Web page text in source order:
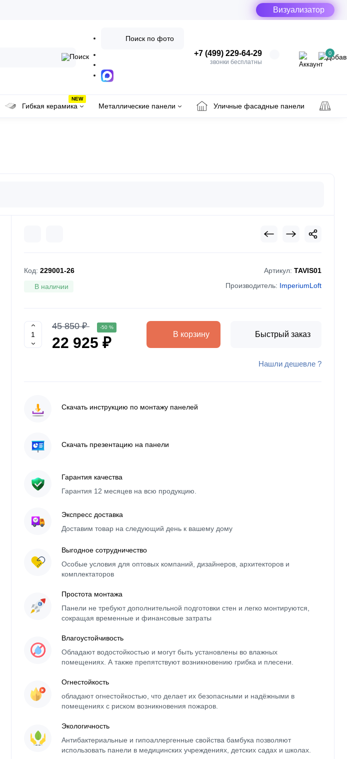
Визуализатор
+7 (499) 229-64-29
звонки бесплатны
0
Поиск по фото
NEW
Гибкая керамика Металлические панели Уличные фасадные панели
Код: 229001-26 Артикул: TAVIS01
Производитель: ImperiumLoft
В наличии
45 850 ₽ -50 %
22 925 ₽
В корзину Быстрый заказ
Нашли дешевле ?
Скачать инструкцию по монтажу панелей
Скачать презентацию на панели
Гарантия качества
Гарантия 12 месяцев на всю продукцию.
Экспресс доставка
Доставим товар на следующий день к вашему дому
Выгодное сотрудничество
Особые условия для оптовых компаний, дизайнеров, архитекторов и
комплектаторов
Простота монтажа
Панели не требуют дополнительной подготовки стен и легко монтируются,
сокращая временные и финансовые затраты
Влагоустойчивость
Обладают водостойкостью и могут быть установлены во влажных
помещениях. А также препятствуют возникновению грибка и плесени.
Огнестойкость
обладают огнестойкостью, что делает их безопасными и надёжными в
помещениях с риском возникновения пожаров.
Экологичность
Антибактериальные и гипоаллергенные свойства бамбука позволяют
использовать панели в медицинских учреждениях, детских садах и школах.